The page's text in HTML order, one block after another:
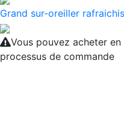
Grand sur-oreiller
Vous pouvez acheter
processus de commande